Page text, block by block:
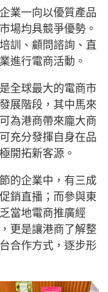
業一向以優質產品
場均具競爭優勢。
訓、顧問諮詢、直
進行電商活動。
全球最大的電商市
展階段，其中馬來
為港商帶來龐大商
充分發揮自身在品
開拓新客源。
的企業中，有三成
銷直播；而參與東
當地電商推廣經
更是讓港商了解整
合作方式，逐步形